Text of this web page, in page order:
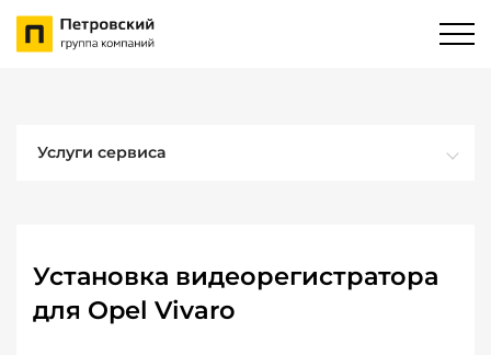
Услуги сервиса
Установка видеорегистратора
для Opel Vivaro